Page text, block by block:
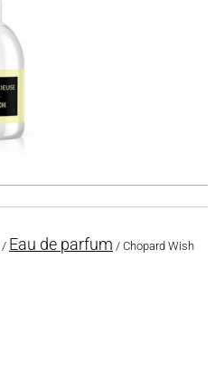
/ Eau de parfum / Chopard Wish